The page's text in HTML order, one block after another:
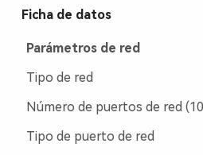
Ficha de datos
Parámetros de red
Tipo de red
Número de puertos de red
Tipo de puerto de red